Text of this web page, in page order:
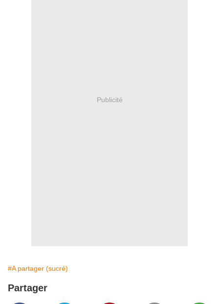
Publicité
#A partager (sucré)
Partager